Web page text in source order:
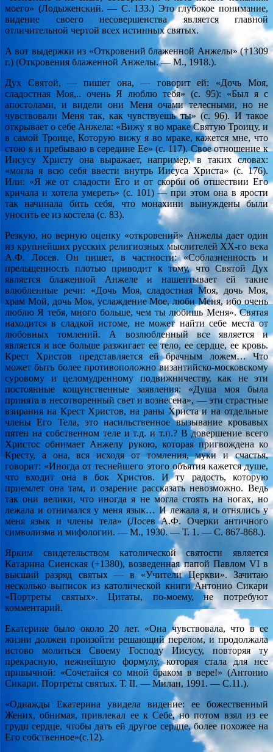
моего» (Лодыженский. — С. 133.) Это глубокое понимание,
видение своего несовершенства является главной
отличительной чертой всех истинных святых.
А вот выдержки из «Откровений блаженной Анжелы» (†1309
г.) (Откровения блаженной Анжелы. — М., 1918.).
Дух Святой, — пишет она, — говорит ей: «Дочь Моя,
сладостная Моя,.. очень Я люблю тебя» (с. 95): «Был я с
апостолами, и видели они Меня очами телесными, но не
чувствовали Меня так, как чувствуешь ты» (с. 96). И такое
открывает о себе Анжела: «Вижу я во мраке Святую Троицу, и
в самой Троице, Которую вижу я во мраке, кажется мне, что
стою я и пребываю в середине Ее» (с. 117). Свое отношение к
Иисусу Христу она выражает, например, в таких словах:
«могла я всю себя ввести внутрь Иисуса Христа» (с. 176).
Или: «Я же от сладости Его и от скорби об отшествии Его
кричала и хотела умереть» (с. 101) — при этом она в ярости
так начинала бить себя, что монахини вынуждены были
уносить ее из костела (с. 83).
Резкую, но верную оценку «откровений» Анжелы дает один
из крупнейших русских религиозных мыслителей XX-го века
А.Ф. Лосев. Он пишет, в частности: «Соблазненность и
прельщенность плотью приводит к тому, что Святой Дух
является блаженной Анжеле и нашептывает ей такие
влюбленные речи: «Дочь Моя, сладостная Моя, дочь Моя,
храм Мой, дочь Моя, услаждение Мое, люби Меня, ибо очень
люблю Я тебя, много больше, чем ты любишь Меня». Святая
находится в сладкой истоме, не может найти себе места от
любовных томлений. А возлюбленный все является и
является и все больше разжигает ее тело, ее сердце, ее кровь.
Крест Христов представляется ей брачным ложем… Что
может быть более противоположно византийско-московскому
суровому и целомудренному подвижничеству, как не эти
постоянные кощунственные заявления: «Душа моя была
принята в несотворенный свет и вознесена», — эти страстные
взирания на Крест Христов, на раны Христа и на отдельные
члены Его Тела, это насильственное вызывание кровавых
пятен на собственном теле и т.д. и т.п.? В довершение всего
Христос обнимает Анжелу рукою, которая пригвождена ко
Кресту, а она, вся исходя от томления, муки и счастья,
говорит: «Иногда от теснейшего этого объятия кажется душе,
что входит она в бок Христов. И ту радость, которую
приемлет она там, и озарение рассказать невозможно. Ведь
так они велики, что иногда я не могла стоять на ногах, но
лежала и отнимался у меня язык… И лежала я, и отнялись у
меня язык и члены тела» (Лосев А.Ф. Очерки античного
символизма и мифологии. — М., 1930. — Т. 1. — С. 867-868.).
Ярким свидетельством католической святости является
Катарина Сиенская (+1380), возведенная папой Павлом VI в
высший разряд святых — в «Учители Церкви». Зачитаю
несколько выписок из католической книги Антонио Сикари
«Портреты святых». Цитаты, по-моему, не потребуют
комментарий.
Екатерине было около 20 лет. «Она чувствовала, что в ее
жизни должен произойти решающий перелом, и продолжала
истово молиться Своему Господу Иисусу, повторяя ту
прекрасную, нежнейшую формулу, которая стала для нее
привычной: «Сочетайся со мной браком в вере!» (Антонио
Сикари. Портреты святых. Т. II. — Милан, 1991. — С.11.).
«Однажды Екатерина увидела видение: ее божественный
Жених, обнимая, привлекал ее к Себе, но потом взял из ее
груди сердце, чтобы дать ей другое сердце, более похожее на
Его собственное»(с.12).